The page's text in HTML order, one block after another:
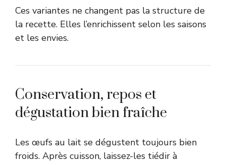
Ces variantes ne changent pas la structure de
la recette. Elles l’enrichissent selon les saisons
et les envies.
Conservation, repos et
dégustation bien fraîche
Les œufs au lait se dégustent toujours bien
froids. Après cuisson, laissez-les tiédir à